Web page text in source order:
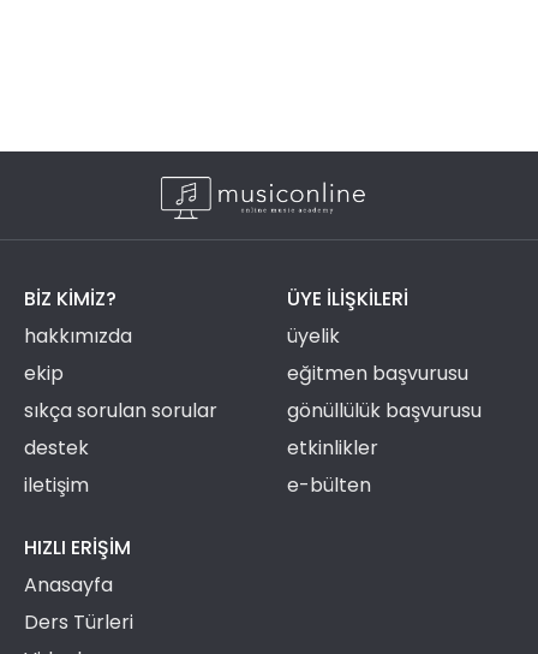
BIZ KIMIZ?
hakkımızda
ekip
sıkça sorulan sorular
destek
iletişim
ÜYE ILIŞKILERI
üyelik
eğitmen başvurusu
gönüllülük başvurusu
etkinlikler
e-bülten
HIZLI ERIŞIM
Anasayfa
Ders Türleri